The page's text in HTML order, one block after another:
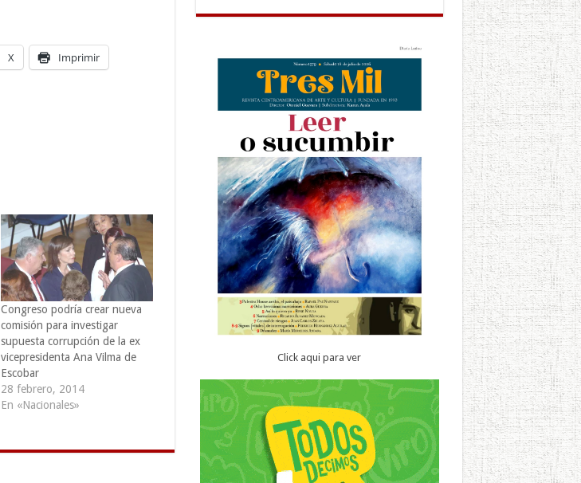
X Imprimir
Congreso podría crear nueva
comisión para investigar
supuesta corrupción de la ex
vicepresidenta Ana Vilma de
Escobar
28 febrero, 2014
En «Nacionales»
Click aqui para ver